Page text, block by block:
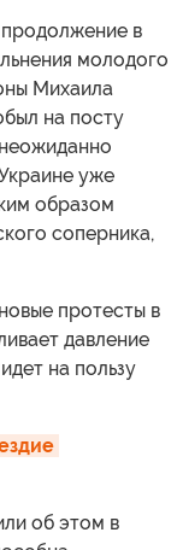
продолжение в
молодого
Михаила
на посту
уже
образом
соперника,
протесты в
давление
на пользу
об этом в